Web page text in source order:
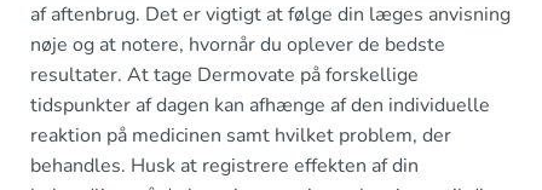
af aftenbrug. Det er vigtigt at følge din læges anvisning
nøje og at notere, hvornår du oplever de bedste
resultater. At tage Dermovate på forskellige
tidspunkter af dagen kan afhænge af den individuelle
reaktion på medicinen samt hvilket problem, der
behandles. Husk at registrere effekten af din